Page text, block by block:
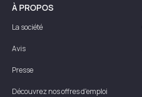
À PROPOS
La société
Avis
Presse
Découvrez nos offres d'emploi